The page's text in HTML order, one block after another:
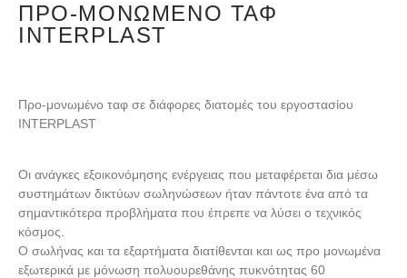
ΠΡΟ-ΜΟΝΩΜΈΝΟ ΤΑΦ
INTERPLAST
Προ-μονωμένο ταφ σε διάφορες διατομές του εργοστασίου
INTERPLAST
Οι ανάγκες εξοικονόμησης ενέργειας που μεταφέρεται δια μέσω
συστημάτων δικτύων σωληνώσεων ήταν πάντοτε ένα από τα
σημαντικότερα προβλήματα που έπρεπε να λύσει ο τεχνικός
κόσμος.
Ο σωλήνας και τα εξαρτήματα διατίθενται και ως προ μονωμένα
εξωτερικά με μόνωση πολυουρεθάνης πυκνότητας 60